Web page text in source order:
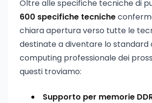
Oltre alle specifiche tecniche di
600 specifiche tecniche
chiara apertura verso tutte le
destinate a diventare lo standard
computing professionale dei
questi troviamo:
Supporto per memorie